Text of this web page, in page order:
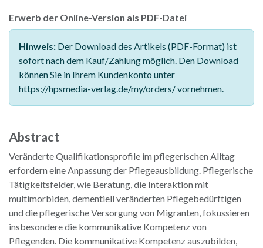
Erwerb der Online-Version als PDF-Datei
Hinweis: Der Download des Artikels (PDF-Format) ist
sofort nach dem Kauf/Zahlung möglich. Den Download
können Sie in Ihrem Kundenkonto unter
https://hpsmedia-verlag.de/my/orders/ vornehmen.
Abstract
Veränderte Qualifikationsprofile im pflegerischen Alltag
erfordern eine Anpassung der Pflegeausbildung. Pflegerische
Tätigkeitsfelder, wie Beratung, die Interaktion mit
multimorbiden, dementiell veränderten Pflegebedürftigen
und die pflegerische Versorgung von Migranten, fokussieren
insbesondere die kommunikative Kompetenz von
Pflegenden. Die kommunikative Kompetenz auszubilden,